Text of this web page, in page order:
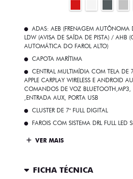
ADAS: AEB (FRENAGEM AUTÔNOMA
LDW (AVISA DE SAÍDA DE PISTA) / AHB
AUTOMÁTICA DO FAROL ALTO)
CAPOTA MARÍTIMA
CENTRAL MULTIMÍDIA COM TELA DE
APPLE CARPLAY WIRELESS E ANDROID
COMANDOS DE VOZ
,ENTRADA AUX, PORTA USB
CLUSTER DE 7" FULL DIGITAL
FAROIS COM SISTEMA DRL FULL LED
VER MAIS
FICHA TÉCNICA